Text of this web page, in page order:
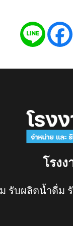
โรง
รับผลิตน้ำดื่